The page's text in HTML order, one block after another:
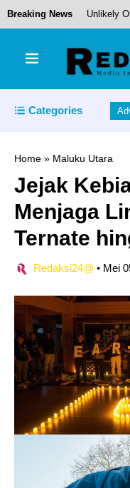
Breaking News Unlikely
Harita
Piet Hein
Pangdam
Pesan
Halut.
Categories
Home » Maluku Utara
Jejak
Menjaga
Ternate
Redaksi24@ • Mei